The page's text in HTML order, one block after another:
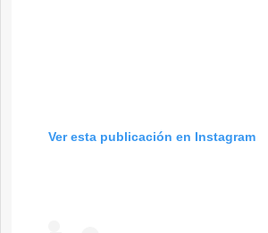
Ver esta publicación en Instagram